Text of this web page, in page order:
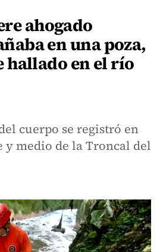
ahogado
en una poza,
hallado en el río
cuerpo se registró en
medio de la Troncal del